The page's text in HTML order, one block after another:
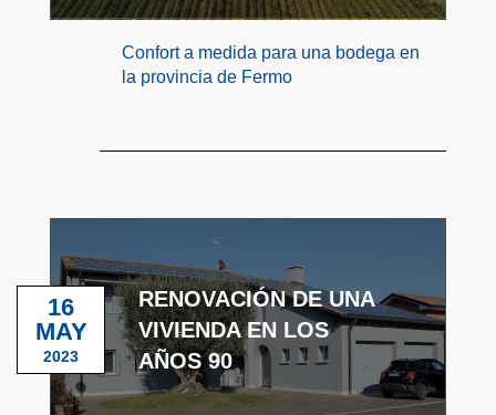
Confort a medida para una bodega en
la provincia de Fermo
RENOVACIÓN DE UNA
VIVIENDA EN LOS
AÑOS 90
16
MAY
2023